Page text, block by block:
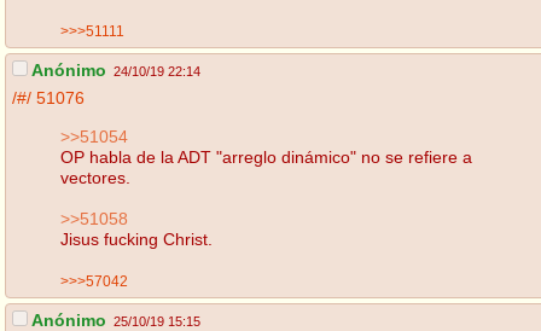
>>>51111
Anónimo 24/10/19 22:14
/#/ 51076
>>51054
OP habla de la ADT "arreglo dinámico" no se refiere a
vectores.
>>51058
Jisus fucking Christ.
>>>57042
Anónimo 25/10/19 15:15